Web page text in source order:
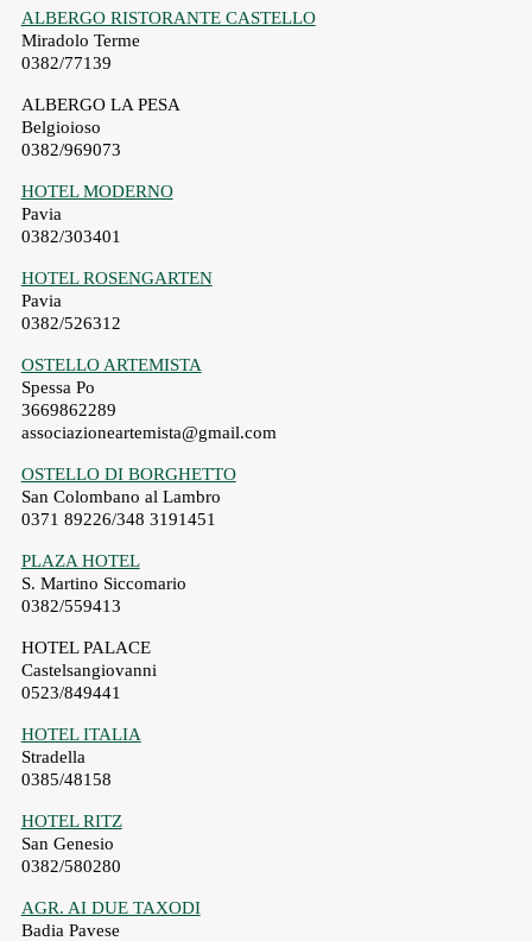
ALBERGO RISTORANTE CASTELLO
Miradolo Terme
0382/77139
ALBERGO LA PESA
Belgioioso
0382/969073
HOTEL MODERNO
Pavia
0382/303401
HOTEL ROSENGARTEN
Pavia
0382/526312
OSTELLO ARTEMISTA
Spessa Po
3669862289
associazioneartemista@gmail.com
OSTELLO DI BORGHETTO
San Colombano al Lambro
0371 89226/348 3191451
PLAZA HOTEL
S. Martino Siccomario
0382/559413
HOTEL PALACE
Castelsangiovanni
0523/849441
HOTEL ITALIA
Stradella
0385/48158
HOTEL RITZ
San Genesio
0382/580280
AGR. AI DUE TAXODI
Badia Pavese